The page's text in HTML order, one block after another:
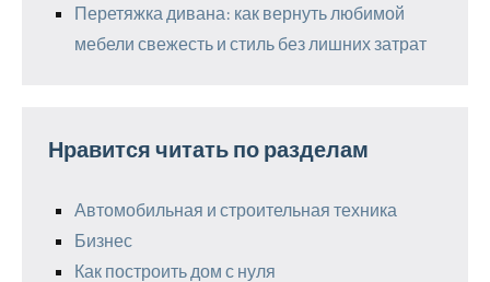
Перетяжка дивана: как вернуть любимой
мебели свежесть и стиль без лишних затрат
Нравится читать по разделам
Автомобильная и строительная техника
Бизнес
Как построить дом с нуля